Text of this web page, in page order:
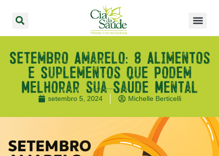
Setembro Amarelo: 8 Alimentos
e Suplementos que Podem
Melhorar sua Saúde Mental
setembro 5, 2024 Michelle Berticelli